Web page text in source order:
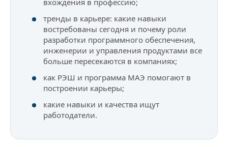
вхождения в профессию;
тренды в карьере: какие навыки
востребованы сегодня и почему роли
разработки программного обеспечения,
инженерии и управления продуктами все
больше пересекаются в компаниях;
как РЭШ и программа МАЭ помогают в
построении карьеры;
какие навыки и качества ищут
работодатели.